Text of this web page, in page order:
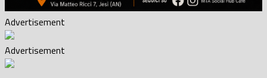
Advertisement
Advertisement